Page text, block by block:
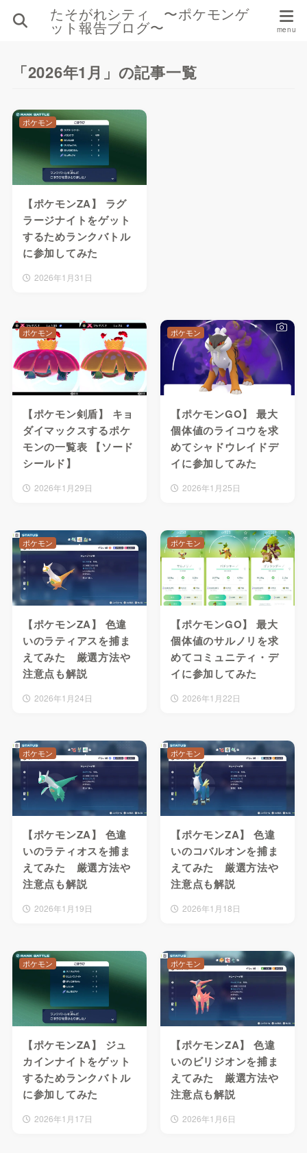
たそがれシティ 〜ポケモンゲ
ット報告ブログ〜
「2026年1月」の記事一覧
【ポケモンZA】 ラグ
ラージナイトをゲット
するためランクバトル
に参加してみた
2026年1月31日
ポケモン
【ポケモン剣盾】 キョ
ダイマックスするポケ
モンの一覧表 【ソード
シールド】
2026年1月29日
ポケモン
【ポケモンGO】 最大
個体値のライコウを求
めてシャドウレイドデ
イに参加してみた
2026年1月25日
ポケモン
【ポケモンZA】 色違
いのラティアスを捕ま
えてみた 厳選方法や
注意点も解説
2026年1月24日
ポケモン
【ポケモンGO】 最大
個体値のサルノリを求
めてコミュニティ・デ
イに参加してみた
2026年1月22日
ポケモン
【ポケモンZA】 色違
いのラティオスを捕ま
えてみた 厳選方法や
注意点も解説
2026年1月19日
ポケモン
【ポケモンZA】 色違
いのコバルオンを捕ま
えてみた 厳選方法や
注意点も解説
2026年1月18日
ポケモン
【ポケモンZA】 ジュ
カインナイトをゲット
するためランクバトル
に参加してみた
2026年1月17日
ポケモン
【ポケモンZA】 色違
いのビリジオンを捕ま
えてみた 厳選方法や
注意点も解説
2026年1月6日
ポケモン